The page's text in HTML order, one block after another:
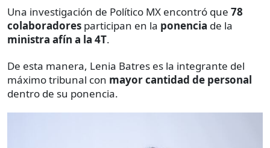
Una investigación de Político MX encontró que 78
colaboradores participan en la ponencia de la
ministra afín a la 4T.
De esta manera, Lenia Batres es la integrante del
máximo tribunal con mayor cantidad de personal
dentro de su ponencia.